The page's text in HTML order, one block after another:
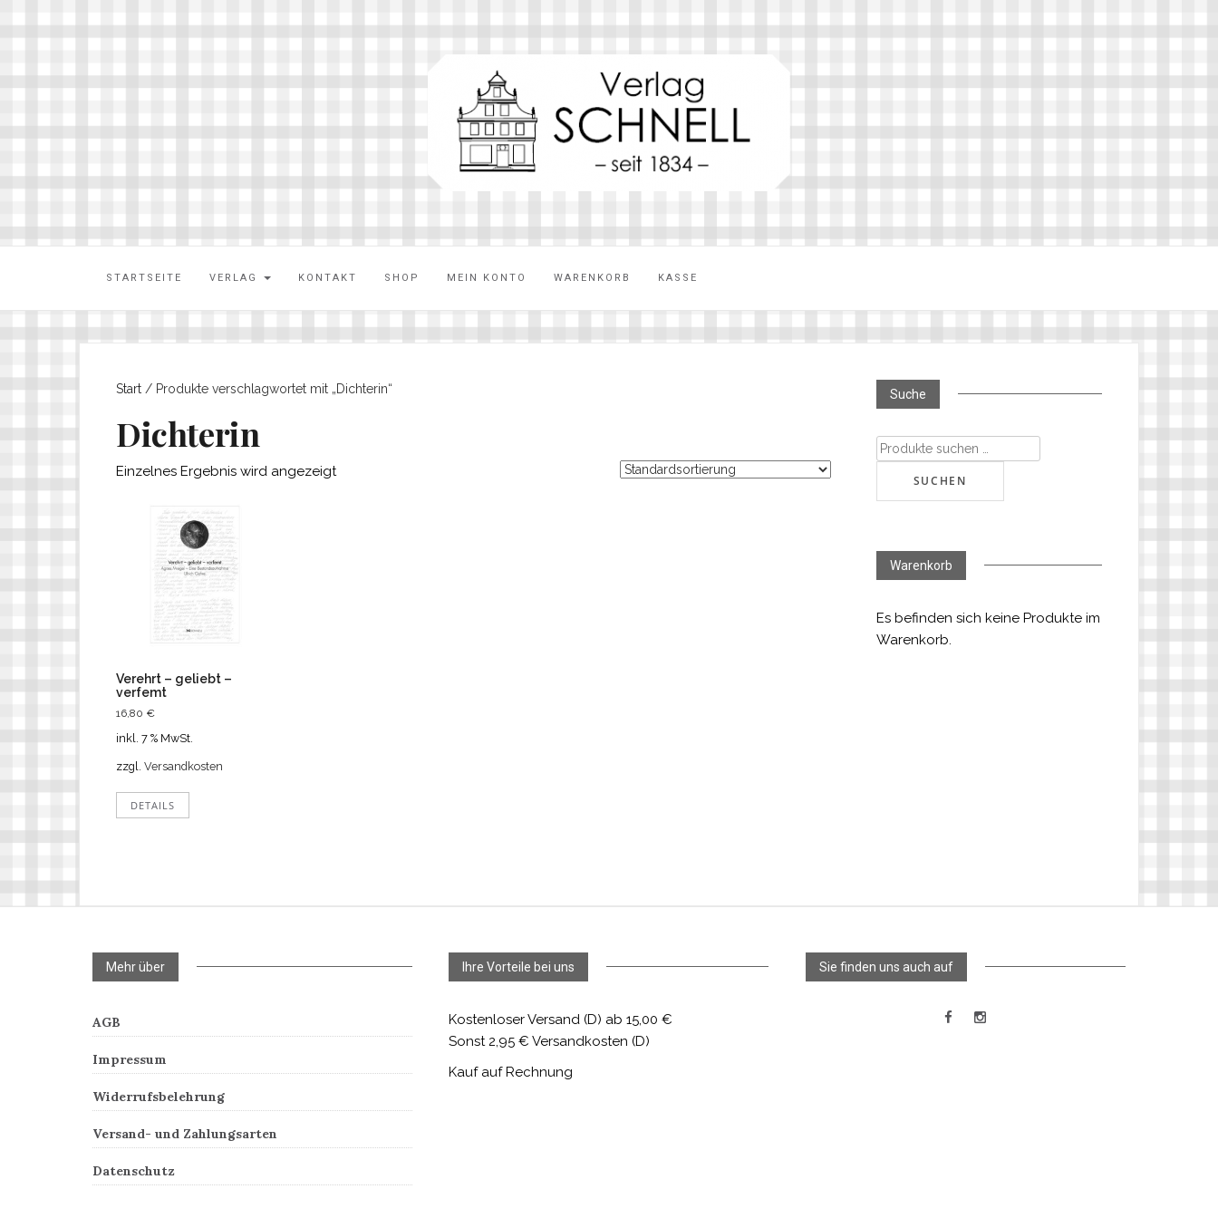
STARTSEITE VERLAG KONTAKT SHOP MEIN KONTO WARENKORB KASSE
Start / Produkte verschlagwortet mit „Dichterin“
Dichterin
Einzelnes Ergebnis wird angezeigt
Verehrt – geliebt –
verfemt
16,80 €
inkl. 7 % MwSt.
zzgl. Versandkosten
DETAILS
Suche
Suchen
nach:
SUCHEN
Warenkorb
Es befinden sich keine Produkte im
Warenkorb.
Mehr über
AGB
Impressum
Widerrufsbelehrung
Versand- und Zahlungsarten
Datenschutz
Ihre Vorteile bei uns
Kostenloser Versand (D) ab 15,00 €
Sonst 2,95 € Versandkosten (D)
Kauf auf Rechnung
Sie finden uns auch auf